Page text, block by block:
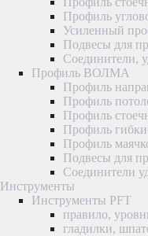
Профиль
Усиленный
Подвесы для
Соединители,
Профиль ВОЛМА
Профиль
Профиль
Профиль
Профиль
Профиль
Подвесы для
Соединители
Инструменты
Инструменты PFT
правило,
гладилки,